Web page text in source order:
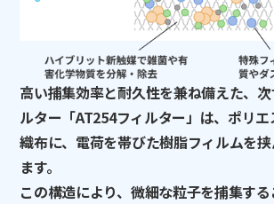
高い捕集効率と耐久性を兼ね備えた、
ルター 「AT254フィルター」は、ポリ
織布に、電荷を帯びた樹脂フィルムを
ます。
この構造により、微細な粒子を捕集す